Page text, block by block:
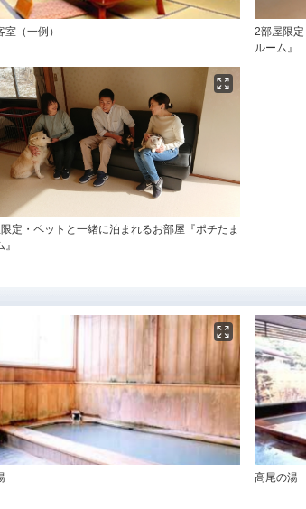
室（一例）
2部屋限
ルーム』
定・ペットと一緒に泊まれるお部屋『ポチたま
高尾の湯